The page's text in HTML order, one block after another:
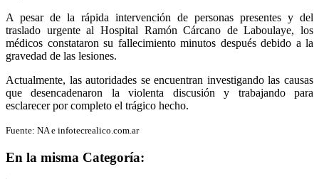
A pesar de la rápida intervención de personas presentes y del
traslado urgente al Hospital Ramón Cárcano de Laboulaye, los
médicos constataron su fallecimiento minutos después debido a la
gravedad de las lesiones.
Actualmente, las autoridades se encuentran investigando las causas
que desencadenaron la violenta discusión y trabajando para
esclarecer por completo el trágico hecho.
Fuente: NA e infotecrealico.com.ar
En la misma Categoría: